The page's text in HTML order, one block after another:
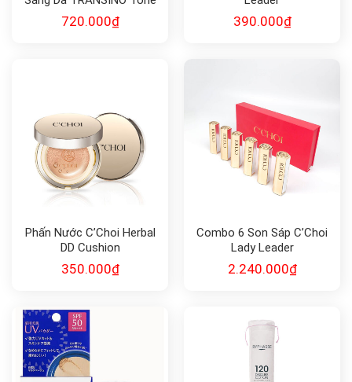
Up CC Cream 30g
720.000₫ 390.000₫
Phấn Nước C’Choi Herbal
DD Cushion
350.000₫
Combo 6 Son Sáp C’Choi
Lady Leader
2.240.000₫